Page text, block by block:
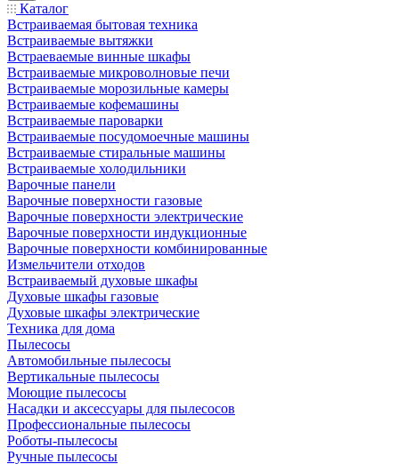
Каталог
Встраиваемая бытовая техника
Встраиваемые вытяжки
Встраеваемые винные шкафы
Встраиваемые микроволновые печи
Встраиваемые морозильные камеры
Встраиваемые кофемашины
Встраиваемые пароварки
Встраиваемые посудомоечные машины
Встраиваемые стиральные машины
Встраиваемые холодильники
Варочные панели
Варочные поверхности газовые
Варочные поверхности электрические
Варочные поверхности индукционные
Варочные поверхности комбинированные
Измельчители отходов
Встраиваемый духовые шкафы
Духовые шкафы газовые
Духовые шкафы электрические
Техника для дома
Пылесосы
Автомобильные пылесосы
Вертикальные пылесосы
Моющие пылесосы
Насадки и аксессуары для пылесосов
Профессиональные пылесосы
Роботы-пылесосы
Ручные пылесосы